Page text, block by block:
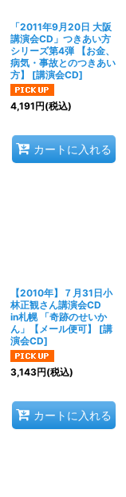
「2011年9月20日 大阪
講演会CD」つきあい方
シリーズ第4弾 【お金、
病気・事故とのつきあい
方】 [講演会CD]
4,191円(税込)
カートに入れる
【2010年】７月31日小
林正観さん講演会CD
in札幌 「奇跡のせいか
ん」【メール便可】
[講
演会CD]
3,143円(税込)
カートに入れる